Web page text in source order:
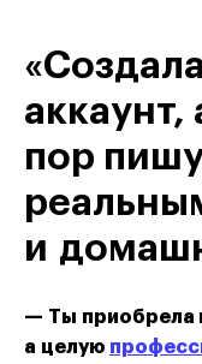
аккаунт,
пор
и
— Ты приобрела
а целую